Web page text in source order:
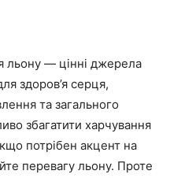
льону — цінні джерела
здоров’я серця,
та загального
збагатити харчування
потрібен акцент на
перевагу льону. Проте